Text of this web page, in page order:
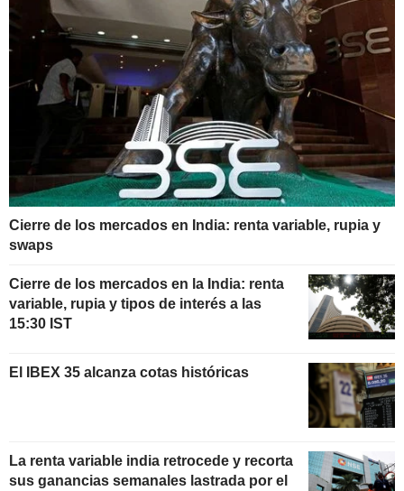
Cierre de los mercados en India: renta variable, rupia y
swaps
Cierre de los mercados en la India: renta
variable, rupia y tipos de interés a las
15:30 IST
El IBEX 35 alcanza cotas históricas
La renta variable india retrocede y recorta
sus ganancias semanales lastrada por el